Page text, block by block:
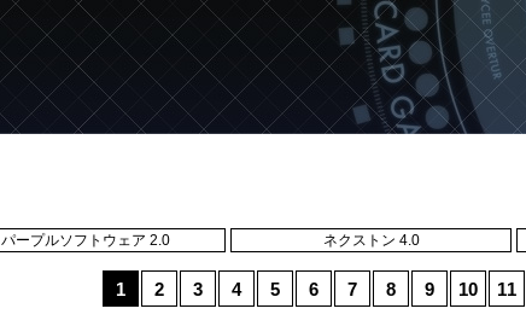
パープルソフトウェア 2.0 ネクストン 4.0
1 2 3 4 5 6 7 8 9 10 11